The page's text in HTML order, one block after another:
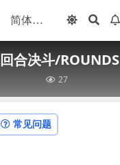
回合决斗/ROUNDS
27
常见问题